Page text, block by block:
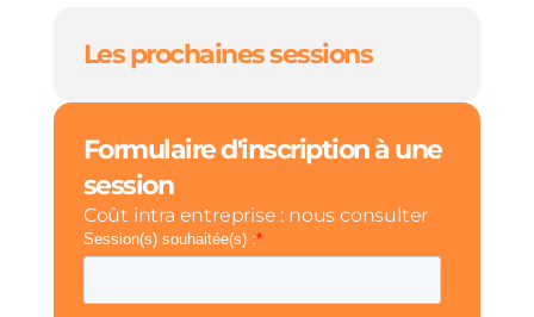
Les prochaines sessions
Formulaire d'inscription à une
session
Coût intra entreprise : nous consulter